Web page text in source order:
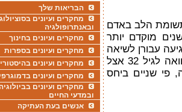
הלב באדם
18, כארבע שנים מוקדם יותר
עבורן לשיאה
בשלב מוקדם יותר - בגיל 27, בהשוואה לגיל 32 אצל
גם נמשך כ-14 שנה, פי שניים ביחס
הבריאות שלך
מחקרים ועיונים
ובאנתרופולגיה
מחקרים ועיונים בחינוך
מחקרים ועיונים בספרות
מחקרים ועיונים
מחקרים ועיונים
מחקרים ועיונים בביולוגיה
ובמדעי החיים
אנשים בעת העתיקה